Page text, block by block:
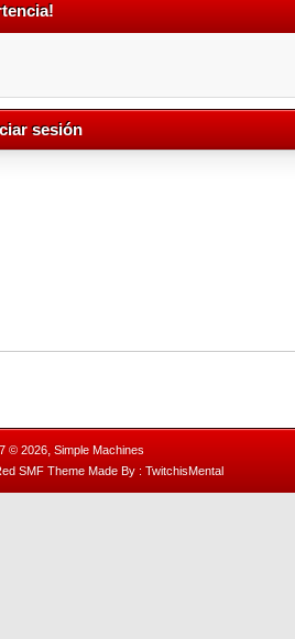
sesión
© 2026, Simple Machines
SMF Theme Made By : TwitchisMental